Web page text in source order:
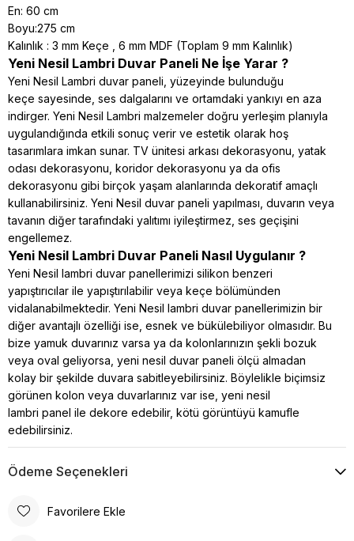
En: 60 cm
Boyu:275 cm
Kalınlık : 3 mm Keçe , 6 mm MDF (Toplam 9 mm Kalınlık)
Yeni Nesil Lambri Duvar Paneli Ne İşe Yarar ?
Yeni Nesil Lambri duvar paneli, yüzeyinde bulunduğu
keçe sayesinde, ses dalgalarını ve ortamdaki yankıyı en aza
indirger. Yeni Nesil Lambri malzemeler doğru yerleşim planıyla
uygulandığında etkili sonuç verir ve estetik olarak hoş
tasarımlara imkan sunar. TV ünitesi arkası dekorasyonu, yatak
odası dekorasyonu, koridor dekorasyonu ya da ofis
dekorasyonu gibi birçok yaşam alanlarında dekoratif amaçlı
kullanabilirsiniz. Yeni Nesil duvar paneli yapılması, duvarın veya
tavanın diğer tarafındaki yalıtımı iyileştirmez, ses geçişini
engellemez.
Yeni Nesil Lambri Duvar Paneli Nasıl Uygulanır ?
Yeni Nesil lambri duvar panellerimizi silikon benzeri
yapıştırıcılar ile yapıştırılabilir veya keçe bölümünden
vidalanabilmektedir. Yeni Nesil lambri duvar panellerimizin bir
diğer avantajlı özelliği ise, esnek ve bükülebiliyor olmasıdır. Bu
bize yamuk duvarınız varsa ya da kolonlarınızın şekli bozuk
veya oval geliyorsa, yeni nesil duvar paneli ölçü almadan
kolay bir şekilde duvara sabitleyebilirsiniz. Böylelikle biçimsiz
görünen kolon veya duvarlarınız var ise, yeni nesil
lambri panel ile dekore edebilir, kötü görüntüyü kamufle
edebilirsiniz.
Ödeme Seçenekleri
Favorilere Ekle